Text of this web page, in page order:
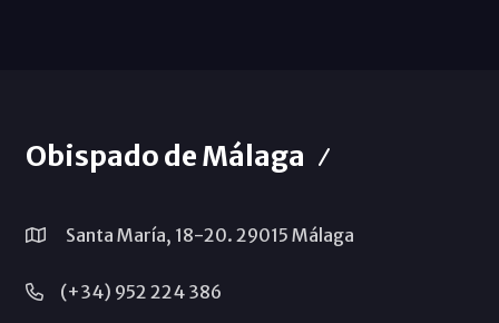
Obispado de Málaga
Santa María, 18-20. 29015 Málaga
(+34) 952 224 386